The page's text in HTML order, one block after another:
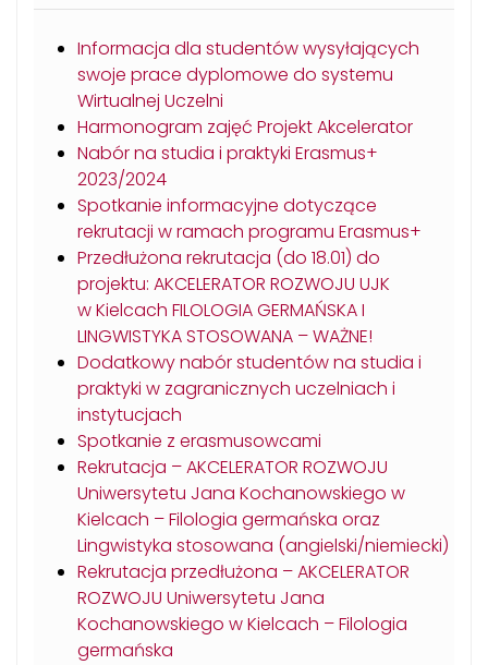
Informacja dla studentów wysyłających
swoje prace dyplomowe do systemu
Wirtualnej Uczelni
Harmonogram zajęć Projekt Akcelerator
Nabór na studia i praktyki Erasmus+
2023/2024
Spotkanie informacyjne dotyczące
rekrutacji w ramach programu Erasmus+
Przedłużona rekrutacja (do 18.01) do
projektu: AKCELERATOR ROZWOJU UJK
w Kielcach FILOLOGIA GERMAŃSKA I
LINGWISTYKA STOSOWANA – WAŻNE!
Dodatkowy nabór studentów na studia i
praktyki w zagranicznych uczelniach i
instytucjach
Spotkanie z erasmusowcami
Rekrutacja – AKCELERATOR ROZWOJU
Uniwersytetu Jana Kochanowskiego w
Kielcach – Filologia germańska oraz
Lingwistyka stosowana (angielski/niemiecki)
Rekrutacja przedłużona – AKCELERATOR
ROZWOJU Uniwersytetu Jana
Kochanowskiego w Kielcach – Filologia
germańska